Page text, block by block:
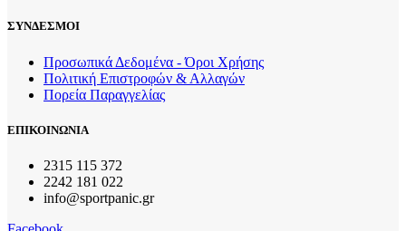
ΣΥΝΔΕΣΜΟΙ
Προσωπικά Δεδομένα - Όροι Χρήσης
Πολιτική Επιστροφών & Αλλαγών
Πορεία Παραγγελίας
ΕΠΙΚΟΙΝΩΝΙΑ
2315 115 372
2242 181 022
info@sportpanic.gr